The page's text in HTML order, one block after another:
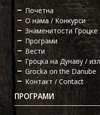
Почетна
О нама / Конкурси
Знаменитости Гроцке
Програми
Вести
Гроцка на Дунаву /
Grocka on the Danube
Контакт / Contact
ПРОГРАМИ